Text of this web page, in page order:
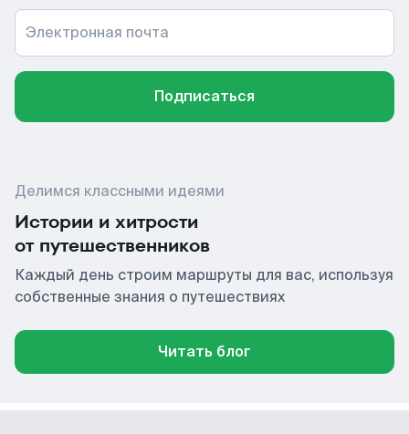
Электронная почта
Подписаться
Делимся классными идеями
Истории и хитрости
от путешественников
Каждый день строим маршруты для вас, используя
собственные знания о путешествиях
Читать блог